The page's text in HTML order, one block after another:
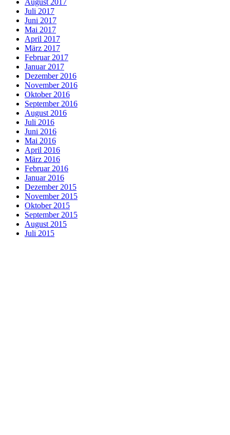
Juli 2017
Juni 2017
Mai 2017
April 2017
März 2017
Februar 2017
Januar 2017
Dezember 2016
November 2016
Oktober 2016
September 2016
August 2016
Juli 2016
Juni 2016
Mai 2016
April 2016
März 2016
Februar 2016
Januar 2016
Dezember 2015
November 2015
Oktober 2015
September 2015
August 2015
Juli 2015